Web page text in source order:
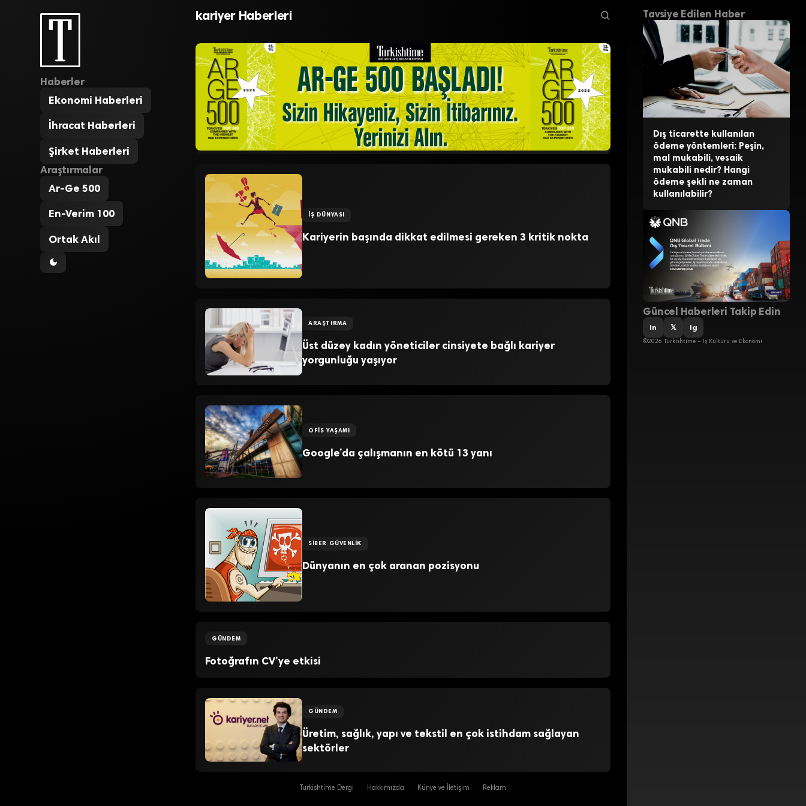
Haberler
Ekonomi Haberleri
İhracat Haberleri
Şirket Haberleri
Araştırmalar
Ar-Ge 500
En-Verim 100
Ortak Akıl
kariyer Haberleri
Warren Buffet’ın başarı formülü
İŞ DÜNYASI
Kariyerin başında dikkat edilmesi gereken 3 kritik nokta
ARAŞTIRMA
Üst düzey kadın yöneticiler cinsiyete bağlı kariyer
yorgunluğu yaşıyor
OFIS YAŞAMI
Google’da çalışmanın en kötü 13 yanı
SIBER GÜVENLIK
Dünyanın en çok aranan pozisyonu
GÜNDEM
Fotoğrafın CV’ye etkisi
GÜNDEM
Üretim, sağlık, yapı ve tekstil en çok istihdam sağlayan
sektörler
Turkishtime Dergi Hakkımızda Künye ve İletişim Reklam
Tavsiye Edilen Haber
Dış ticarette kullanılan
ödeme yöntemleri: Peşin,
mal mukabili, vesaik
mukabili nedir? Hangi
ödeme şekli ne zaman
kullanılabilir?
Güncel Haberleri Takip Edin
in 𝕏 ig
©2026 Turkishtime – İş Kültürü ve Ekonomi